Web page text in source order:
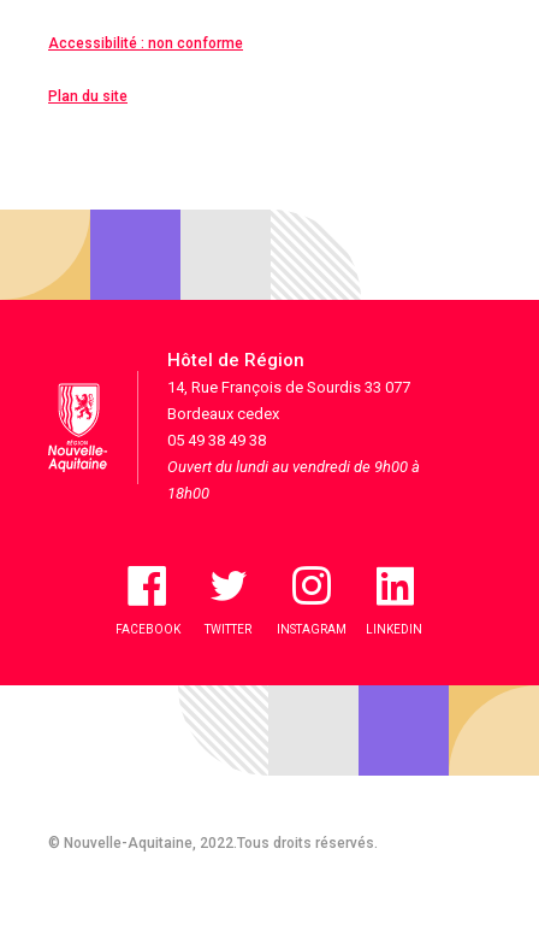
Accessibilité : non conforme
Plan du site
Hôtel de Région
14, Rue François de Sourdis 33 077
Bordeaux cedex
05 49 38 49 38
Ouvert du lundi au vendredi de 9h00 à
18h00
FACEBOOK TWITTER INSTAGRAM LINKEDIN
© Nouvelle-Aquitaine, 2022.Tous droits réservés.